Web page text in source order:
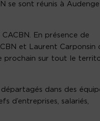
se sont réunis à Audenge
En présence de
et Laurent Carponsin
prochain sur tout le
dans des
d’entreprises, salariés,